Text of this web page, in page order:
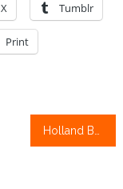
X Tumblr
Print